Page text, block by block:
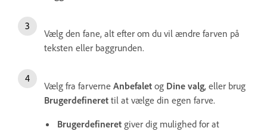
Vælg den fane, alt efter om du vil ændre farven på
teksten eller baggrunden.
Vælg fra farverne Anbefalet og Dine valg, eller brug
Brugerdefineret til at vælge din egen farve.
Brugerdefineret giver dig mulighed for at